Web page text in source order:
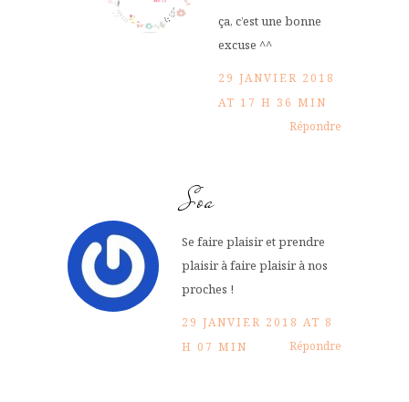
ça, c’est une bonne
excuse ^^
29 JANVIER 2018
AT 17 H 36 MIN
Répondre
Soa
Se faire plaisir et prendre
plaisir à faire plaisir à nos
proches !
29 JANVIER 2018 AT 8
H 07 MIN
Répondre